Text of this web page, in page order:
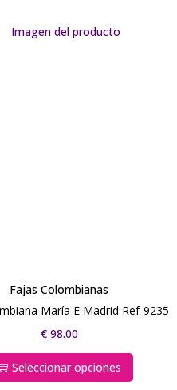
Fajas Colombianas
María E Madrid Ref-9235
€98.00
Seleccionar opciones